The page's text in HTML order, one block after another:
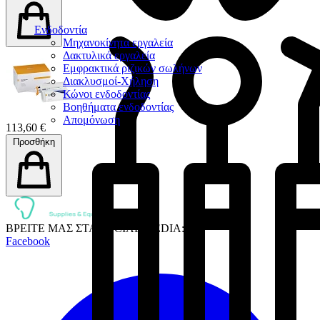
Ενδοδοντία
Μηχανοκίνητα εργαλεία
Δακτυλικά εργαλεία
Εμφρακτικά ριζικών σωλήνων
Διακλυσμοί-Χήληση
Κώνοι ενδοδοντίας
Βοηθήματα ενδοδοντίας
Απομόνωση
113,60 €
Προσθήκη
ΒΡΕΙΤΕ ΜΑΣ ΣΤΑ SOCIAL MEDIA:
Facebook